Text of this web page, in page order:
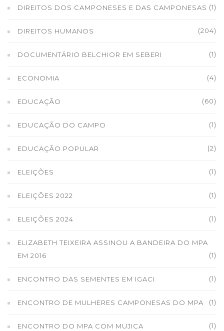
DIREITOS DOS CAMPONESES E DAS CAMPONESAS (1)
DIREITOS HUMANOS (204)
DOCUMENTÁRIO BELCHIOR EM SEBERI (1)
ECONOMIA (4)
EDUCAÇÃO (60)
EDUCAÇÃO DO CAMPO (1)
EDUCAÇÃO POPULAR (2)
ELEIÇÕES (1)
ELEIÇÕES 2022 (1)
ELEIÇÕES 2024 (1)
ELIZABETH TEIXEIRA ASSINOU A BANDEIRA DO MPA
EM 2016
(1)
ENCONTRO DAS SEMENTES EM IGACI (1)
ENCONTRO DE MULHERES CAMPONESAS DO MPA (1)
ENCONTRO DO MPA COM MUJICA (1)